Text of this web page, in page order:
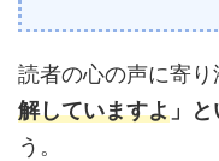
読者の心の声に寄り
解していますよ 」
う。